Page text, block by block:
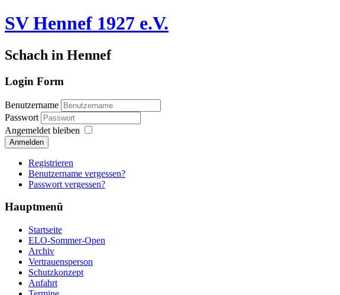
SV Hennef 1927 e.V.
Schach in Hennef
Login Form
Benutzername
Passwort
Angemeldet bleiben
Anmelden
Registrieren
Benutzername vergessen?
Passwort vergessen?
Hauptmenü
Startseite
ELO-Sommer-Open
Archiv
Vertrauensperson
Schutzkonzept
Anfahrt